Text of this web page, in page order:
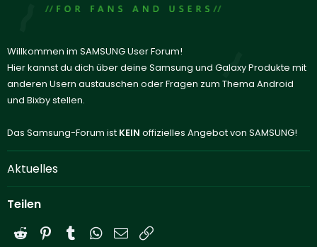
Willkommen im SAMSUNG User Forum!
Hier kannst du dich über deine Samsung und Galaxy Produkte mit
anderen Usern austauschen oder Fragen zum Thema Android
und Bixby stellen.
Das Samsung-Forum ist KEIN offizielles Angebot von SAMSUNG!
Aktuelles
Teilen
Reddit PinterestTumblrWhatsApp
E-Mail